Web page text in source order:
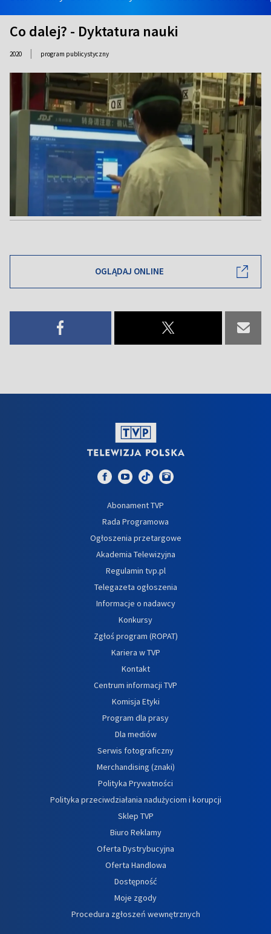
Co dalej? - Dyktatura nauki
2020 | program publicystyczny
OGLĄDAJ ONLINE
Abonament TVP
Rada Programowa
Ogłoszenia przetargowe
Akademia Telewizyjna
Regulamin tvp.pl
Telegazeta ogłoszenia
Informacje o nadawcy
Konkursy
Zgłoś program (ROPAT)
Kariera w TVP
Kontakt
Centrum informacji TVP
Komisja Etyki
Program dla prasy
Dla mediów
Serwis fotograficzny
Merchandising (znaki)
Polityka Prywatności
Polityka przeciwdziałania nadużyciom i korupcji
Sklep TVP
Biuro Reklamy
Oferta Dystrybucyjna
Oferta Handlowa
Dostępność
Moje zgody
Procedura zgłoszeń wewnętrznych